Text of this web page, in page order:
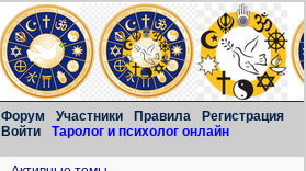
Форум Участники Правила
Регистрация
Войти
Таролог и психолог онлайн